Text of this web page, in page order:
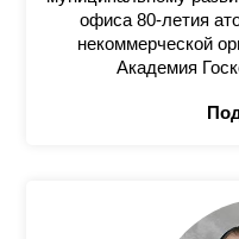
офиса 80-летия
некоммерческой
Академия